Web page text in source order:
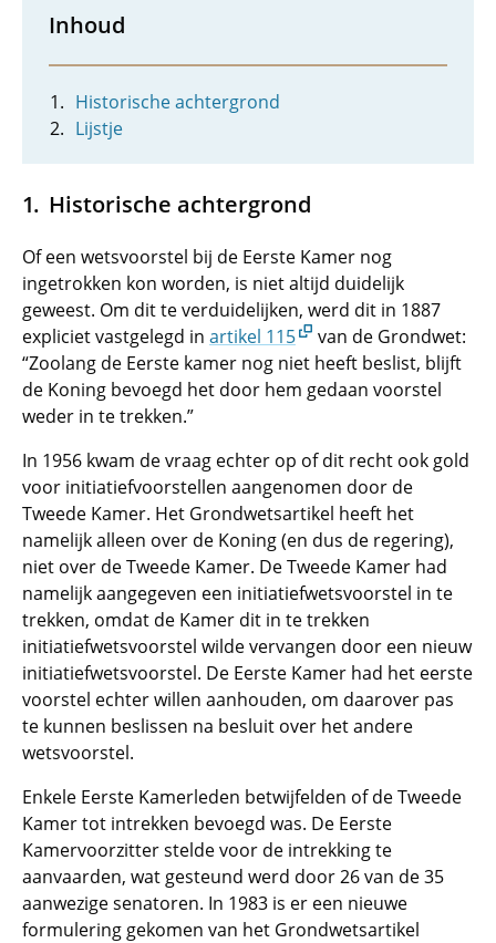
Inhoud
Historische achtergrond
Lijstje
Historische achtergrond
Of een wetsvoorstel bij de Eerste Kamer nog
ingetrokken kon worden, is niet altijd duidelijk
geweest. Om dit te verduidelijken, werd dit in 1887
expliciet vastgelegd in artikel 115
van de Grondwet:
“Zoolang de Eerste kamer nog niet heeft beslist, blijft
de Koning bevoegd het door hem gedaan voorstel
weder in te trekken.”
In 1956 kwam de vraag echter op of dit recht ook gold
voor initiatiefvoorstellen aangenomen door de
Tweede Kamer. Het Grondwetsartikel heeft het
namelijk alleen over de Koning (en dus de regering),
niet over de Tweede Kamer. De Tweede Kamer had
namelijk aangegeven een initiatiefwetsvoorstel in te
trekken, omdat de Kamer dit in te trekken
initiatiefwetsvoorstel wilde vervangen door een nieuw
initiatiefwetsvoorstel. De Eerste Kamer had het eerste
voorstel echter willen aanhouden, om daarover pas
te kunnen beslissen na besluit over het andere
wetsvoorstel.
Enkele Eerste Kamerleden betwijfelden of de Tweede
Kamer tot intrekken bevoegd was. De Eerste
Kamervoorzitter stelde voor de intrekking te
aanvaarden, wat gesteund werd door 26 van de 35
aanwezige senatoren. In 1983 is er een nieuwe
formulering gekomen van het Grondwetsartikel